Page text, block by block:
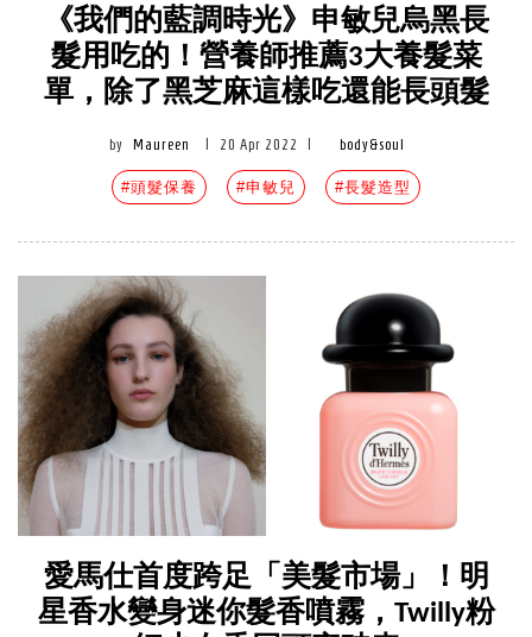
《我們的藍調時光》申敏兒烏黑長
髮用吃的！營養師推薦3大養髮菜
單，除了黑芝麻這樣吃還能長頭髮
by Maureen 20 Apr 2022 body&soul
#頭髮保養 #申敏兒 #長髮造型
愛馬仕首度跨足「美髮市場」！明
星香水變身迷你髮香噴霧，Twilly粉